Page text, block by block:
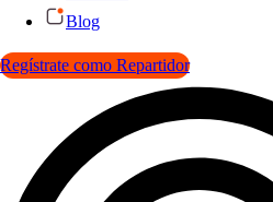
Blog
Regístrate como Repartidor